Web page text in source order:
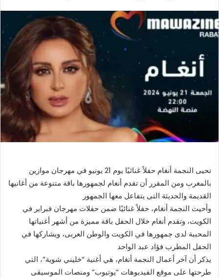
إلكترونيا
تحيى النجمة أنغام حفلاً غنائيًا يوم 21 يونيو في مهرجان موازين
بالمغرب ومن المقرر أن تقدم أنغام لجمهورها باقة متنوعة من أغانيها
القديمة والحديثة التى يتفاعل معها الجمهور
وأحيت النجمة أنغام، حفلاً غنائيًا ضمن حفلات مهرجان فبراير في
الكويت، وتقدم أنغام خلال الحفل باقة مميزة من أشهر أغنياتها
المحببة لدى جمهورها في الكويت والوطن العربى، ويشاركها في
الحفل المطرب فؤاد عبد الواحد
يذكر أن آخر أعمال النجمة أنغام، هي أغنية “خليني شوية”، التي
طرحتها على موقع الفيديوهات “يوتيوب” ومنصات الموسيقى